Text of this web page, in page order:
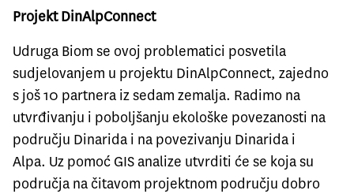
Projekt DinAlpConnect
Udruga Biom se ovoj problematici posvetila
sudjelovanjem u projektu DinAlpConnect, zajedno
s još 10 partnera iz sedam zemalja. Radimo na
utvrđivanju i poboljšanju ekološke povezanosti na
području Dinarida i na povezivanju Dinarida i
Alpa. Uz pomoć GIS analize utvrditi će se koja su
područja na čitavom projektnom području dobro